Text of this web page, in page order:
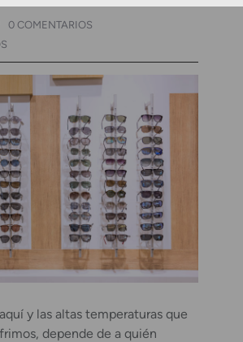
0 COMENTARIOS
y las altas temperaturas que
depende de a quién